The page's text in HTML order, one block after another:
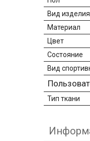
Вид изделия
Материал
Цвет
Состояние
Вид
Тип ткани